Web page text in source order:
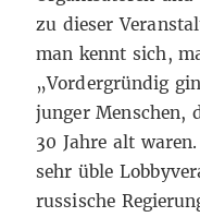
zu dieser
man kennt sich,
„Vordergründig
junger Menschen,
30 Jahre alt
sehr üble
russische